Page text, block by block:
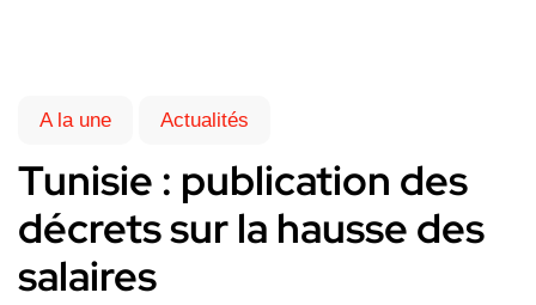
A la une Actualités
Tunisie : publication des
décrets sur la hausse des
salaires